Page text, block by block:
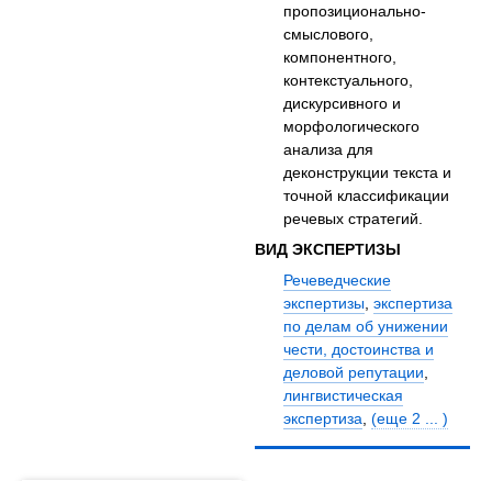
пропозиционально-
смыслового,
компонентного,
контекстуального,
дискурсивного и
морфологического
анализа для
деконструкции текста и
точной классификации
речевых стратегий.
ВИД ЭКСПЕРТИЗЫ
Речеведческие
экспертизы,экспертиза
по делам об унижении
чести, достоинства и
деловой репутации,
лингвистическая
экспертиза,(еще 2 ... )